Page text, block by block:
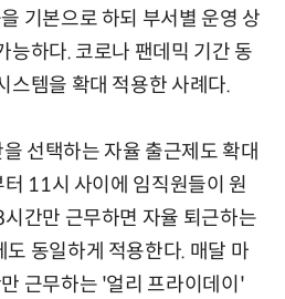
기본으로 하되 부서별 운영 상
능하다. 코로나 팬데믹 기간 동
스템을 확대 적용한 사례다.
선택하는 자율 출근제도 확대
11시 사이에 임직원들이 원
간만 근무하면 자율 퇴근하는
동일하게 적용한다. 매달 마
근무하는 '얼리 프라이데이'